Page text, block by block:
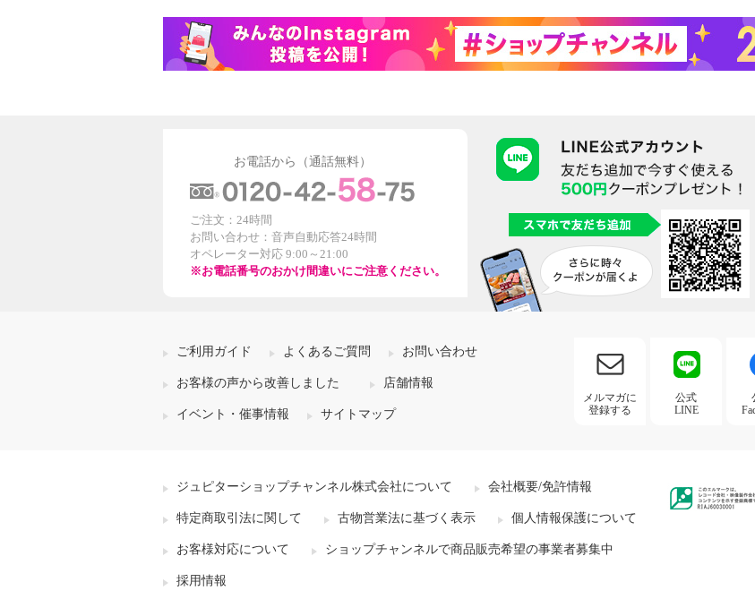
お電話から（通話無料）
ご注文：24時間
お問い合わせ：音声自動応答24時間
オペレーター対応 9:00～21:00
※お電話番号のおかけ間違いにご注意ください。
ご利用ガイド よくあるご質問 お問い合わせ
お客様の声から改善しました 店舗情報
イベント・催事情報 サイトマップ
メルマガに
登録する
公式
LINE
ジュピターショップチャンネル株式会社について 会社概要/免許情報
特定商取引法に関して 古物営業法に基づく表示 個人情報保護について
お客様対応について ショップチャンネルで商品販売希望の事業者募集中
採用情報